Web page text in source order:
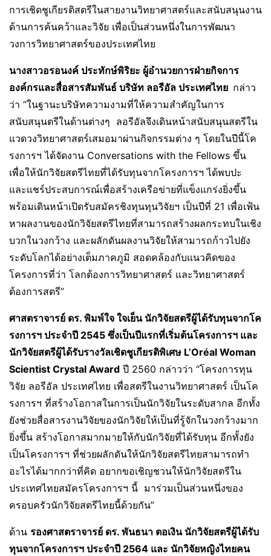
การเชิดชูเกียรติสตรีในสายงานวิทยาศาสตร์และสนับสนุนงาน
ด้านการค้นคว้าและวิจัย เพื่อเป็นส่วนหนึ่งในการพัฒนา
วงการวิทยาศาสตร์ของประเทศไทย
นางสาวอรอนงค์ ประทักษ์พิริยะ ผู้อำนวยการฝ่ายกิจการ
องค์กรและสื่อสารสัมพันธ์ บริษัท ลอรีอัล ประเทศไทย กล่าว
ว่า “ในฐานะบริษัทความงามที่ให้ความสำคัญในการ
สนับสนุนตรีในด้านต่างๆ ลอรีอัลจึงเดินหน้าสนับสนุนสตรีใน
แวดวงวิทยาศาสตร์เสมอมาผ่านกิจกรรมต่าง ๆ โดยในปีนี้โค
รงการฯ ได้จัดงาน Conversations with the Fellows ขึ้น
เพื่อให้นักวิจัยสตรีไทยที่ได้รับทุนจากโครงการฯ ได้พบปะ
และแชร์ประสบการณ์เพื่อสร้างเครือข่ายที่แข็งแกร่งยิ่งขึ้น
พร้อมเดินหน้าเปิดรับสมัครชิงทุนทุนวิจัยฯ เป็นปีที่ 21 เพื่อเฟ้น
หาผลงานของนักวิจัยสตรีไทยที่สามารถสร้างผลกระทบในเชิง
บวกในวงกว้าง และผลักดันผลงานวิจัยให้สามารถก้าวไปยัง
ระดับโลกได้อย่างเต็มภาคภูมิ สอดคล้องกับแนวคิดของ
โครงการที่ว่า โลกต้องการวิทยาศาสตร์ และวิทยาศาสตร์
ต้องการสตรี”
ศาสตราจารย์ ดร. พิมพ์ใจ ใจเย็น นักวิจัยสตรีผู้ได้รับทุนจากโค
รงการฯ ประจำปี 2545 ซึ่งเป็นปีแรกที่เริ่มต้นโครงการฯ และ
นักวิจัยสตรีผู้ได้รับรางวัลเชิดชูเกียรติพิเศษ L’Oréal Woman
Scientist Crystal Award ปี 2560 กล่าวว่า “โครงการทุน
วิจัย ลอรีอัล ประเทศไทย เพื่อสตรีในงานวิทยาศาสตร์ เป็นโค
รงการฯ ที่สร้างโอกาสในการเป็นนักวิจัยในระดับสากล อีกทั้ง
ยังช่วยสื่อสารงานวิจัยของนักวิจัยให้เป็นที่รู้จักในวงกว้างมาก
ยิ่งขึ้น สร้างโอกาสมากมายให้กับนักวิจัยที่ได้รับทุน อีกทั้งยัง
เป็นโครงการฯ ที่ช่วยผลักดันให้นักวิจัยสตรีไทยสามารถทำ
อะไรได้มากกว่าที่คิด อยากขอเชิญชวนให้นักวิจัยสตรีใน
ประเทศไทยสมัครโครงการฯ นี้ มาร่วมเป็นส่วนหนึ่งของ
ครอบครัวนักวิจัยสตรีไทยนี้ด้วยกัน”
ด้าน รองศาสตราจารย์ ดร. พันธนา ตอเงิน นักวิจัยสตรีผู้ได้รับ
ทุนจากโครงการฯ ประจำปี 2564 และ นักวิจัยหญิงไทยคน